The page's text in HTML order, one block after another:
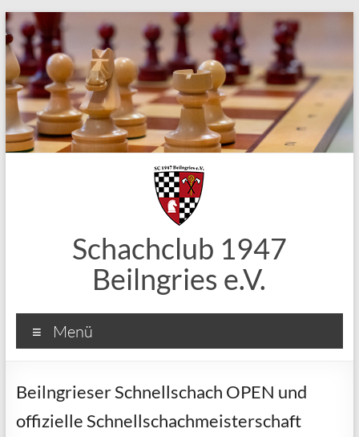
Zum
Inhalt
springen
Schachclub 1947
Beilngries e.V.
Menü
Beilngrieser Schnellschach OPEN und
offizielle Schnellschachmeisterschaft